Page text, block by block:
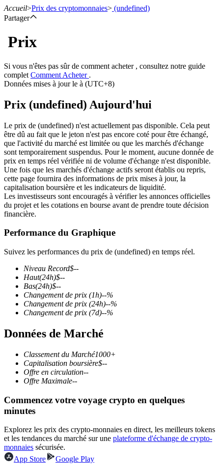
Futures USDT
Futures utilisant l'USDT comme garantie
Futures COIN-M
Contrats à terme sur crypto-monnaie
premières
Futures USDC
Accueil>Prix des cryptomonnaies> (undefined)
Partager
Prix
Si vous n'êtes pas sûr de comment acheter , consultez notre guide
complet Comment Acheter .
Données mises à jour le à (UTC+8)
Prix (undefined) Aujourd'hui
Le prix de (undefined) n'est actuellement pas disponible. Cela peut
être dû au fait que le jeton n'est pas encore coté pour être échangé,
que l'activité du marché est limitée ou que les marchés d'échange
sont temporairement suspendus. Pour le moment, aucune donnée de
prix en temps réel vérifiée ni de volume d'échange n'est disponible.
Une fois que les marchés d'échange actifs seront établis ou repris,
cette page fournira des informations de prix mises à jour, la
capitalisation boursière et les indicateurs de liquidité.
Les investisseurs sont encouragés à vérifier les annonces officielles
du projet et les cotations en bourse avant de prendre toute décision
financière.
Performance du Graphique
Suivez les performances du prix de (undefined) en temps réel.
Niveau Record$--
Haut(24h)$--
Bas(24h)$--
Changement de prix (1h)--%
Changement de prix (24h)--%
Changement de prix (7d)--%
Données de Marché
Classement du Marché1000+
Capitalisation boursière$--
Offre en circulation--
Offre Maximale--
Commencez votre voyage crypto en quelques
minutes
Explorez les prix des crypto-monnaies en direct, les meilleurs tokens
et les tendances du marché sur une plateforme d'échange de crypto-
monnaies sécurisée.
App Store
Google Play